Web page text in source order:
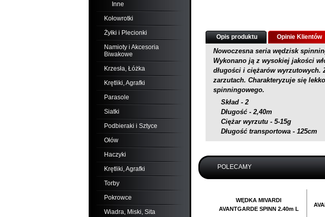
Inne
Kołowrotki
Żyłki i Plecionki
Namioty i Akcesoria
Biwakowe
Krzesła, Łóżka
Krętliki, Agrafki
Parasole
Siatki
Podbieraki i Sztyce
Ołów
Haczyki
Krętliki, Agrafki
Torby
Pokrowce
Wiadra, Miski, Sita
Opis produktu Opinie Klientów
Nowoczesna seria wędzisk
Wykonano ją z wysokiej jakości
długości i ciężarów wyrzutowych.
zarzutach. Charakteryzuje się
spinningowego.
Skład - 2
Długość - 2,40m
Ciężar wyrzutu - 5-15g
Długość transportowa - 125cm
POLECAMY
WĘDKA MIVARDI
AVANTGARDE SPINN 2.40m L